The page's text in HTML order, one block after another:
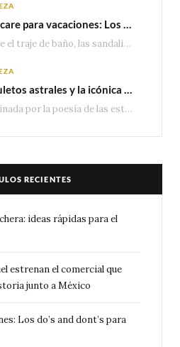
Skincare para vacaciones: Los do’s and dont’s para cuidar tu piel
Entre el traje de baño, las sandalias, los lentes de sol y los looks que…
Amuletos astrales y la icónica colección Zodiaque de Van Cleef & Arpels
Fascinada por la poesía de las estrellas, la Maison Van Cleef & Arpels celebra la llegada de las…
RECIENTES
ideas rápidas para el
estrenan el comercial que
junto a México
Los do’s and dont’s para